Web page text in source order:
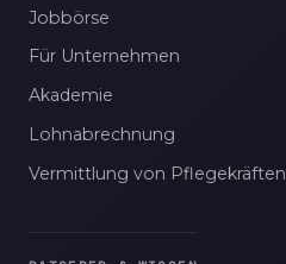
Jobbörse
Für Unternehmen
Akademie
Lohnabrechnung
Vermittlung von Pflegekräften